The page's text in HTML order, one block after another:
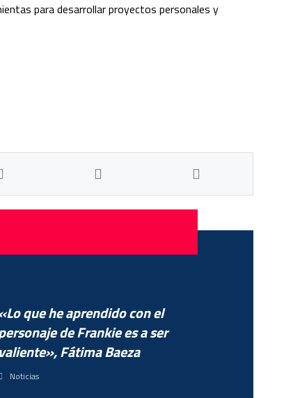
para desarrollar proyectos personales y
«Lo que he aprendido con el
de Frankie es a ser
valiente», Fátima Baeza
Noticias